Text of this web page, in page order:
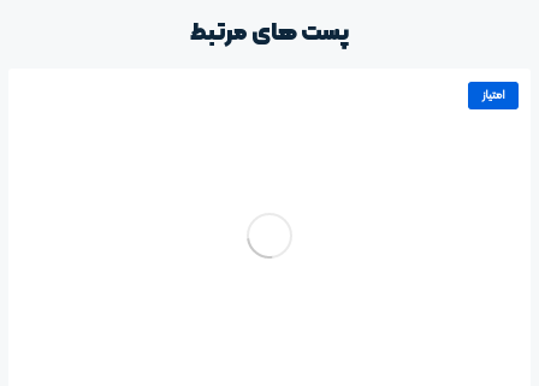
پست های مرتبط
امتیاز